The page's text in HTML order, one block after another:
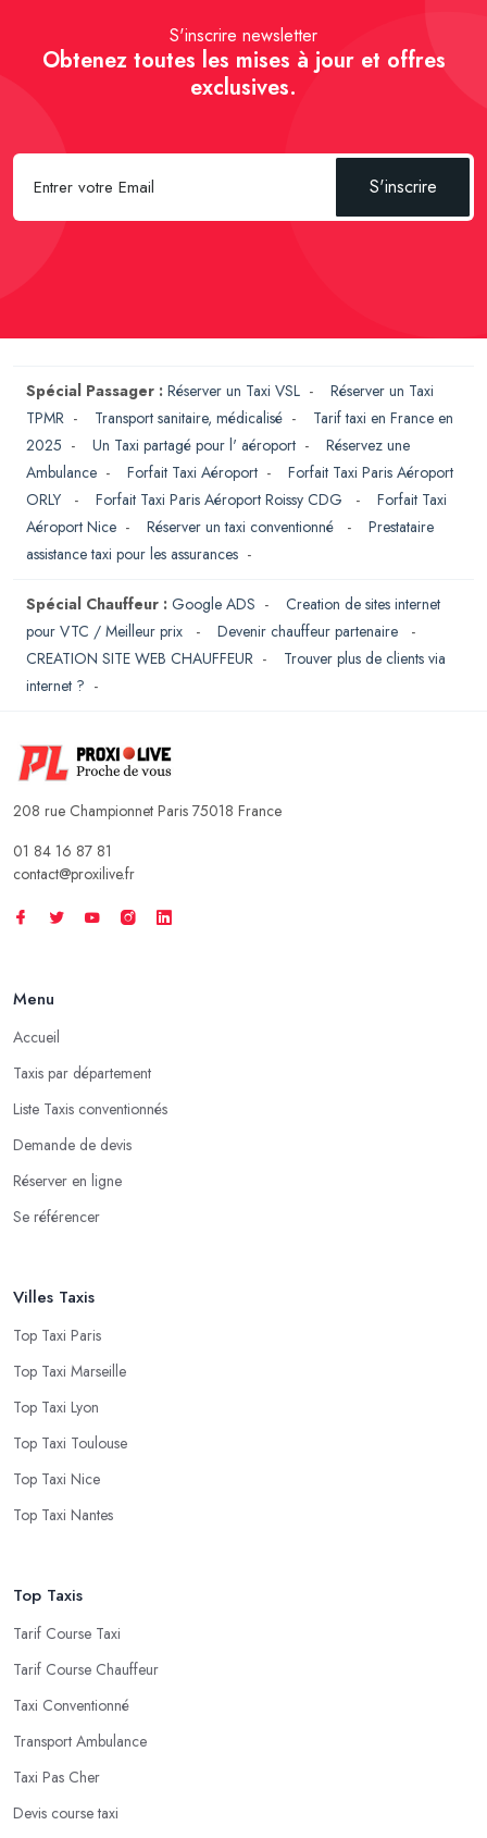
S'inscrire newsletter
Obtenez toutes les mises à jour et offres
exclusives.
S'inscrire
Spécial Passager : Réserver un Taxi VSL - Réserver un Taxi
TPMR - Transport sanitaire, médicalisé - Tarif taxi en France en
2025 - Un Taxi partagé pour l' aéroport - Réservez une
Ambulance - Forfait Taxi Aéroport - Forfait Taxi Paris Aéroport
ORLY
- Forfait Taxi Paris Aéroport Roissy CDG - Forfait Taxi
Aéroport Nice - Réserver un taxi conventionné - Prestataire
assistance taxi pour les assurances -
Spécial Chauffeur : Google ADS - Creation de sites internet
pour VTC / Meilleur prix
- Devenir chauffeur partenaire
-
CREATION SITE WEB CHAUFFEUR - Trouver plus de clients via
internet ? -
208 rue Championnet Paris 75018 France
01 84 16 87 81
contact@proxilive.fr
Menu
Accueil
Taxis par département
Liste Taxis conventionnés
Demande de devis
Réserver en ligne
Se référencer
Villes Taxis
Top Taxi Paris
Top Taxi Marseille
Top Taxi Lyon
Top Taxi Toulouse
Top Taxi Nice
Top Taxi Nantes
Top Taxis
Tarif Course Taxi
Tarif Course Chauffeur
Taxi Conventionné
Transport Ambulance
Taxi Pas Cher
Devis course taxi